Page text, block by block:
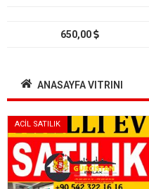
650,00
ANASAYFA VITRINI
ACİL SATILIK